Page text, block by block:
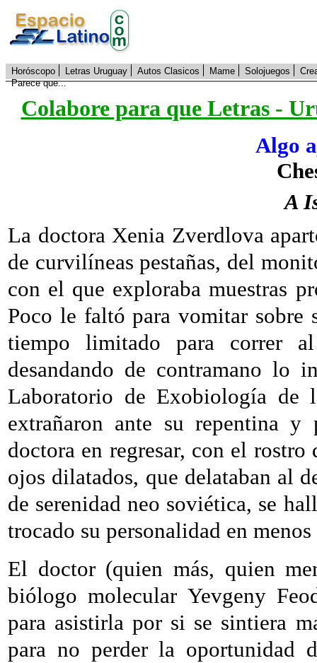
Horóscopo Letras Uruguay Autos Clasicos Mame Solojuegos
Parece que...
Colabore para que Letras -
Algo
A
La doctora Xenia Zverdlova
de curvilíneas pestañas, del
con el que exploraba muestras
Poco le faltó para vomitar
tiempo limitado para correr
desandando de contramano lo
Laboratorio de Exobiología de
extrañaron ante su repentina y
doctora en regresar, con el
ojos dilatados, que delataban al
de serenidad neo soviética, se
trocado su personalidad en
El doctor (quien más, quien
biólogo molecular Yevgeny
para asistirla por si se sintiera
para no perder la oportunidad